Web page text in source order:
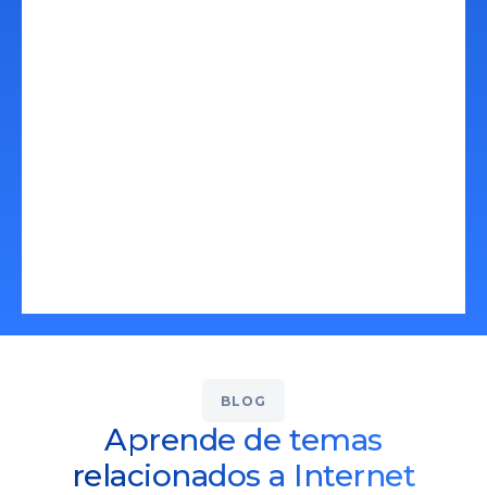
BLOG
Aprende de temas
relacionados a Internet